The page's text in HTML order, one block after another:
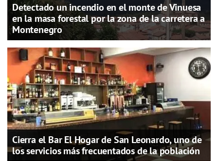
Detectado un incendio en el monte de Vinuesa
en la masa forestal por la zona de la carretera a
Montenegro
Cierra el Bar El Hogar de San Leonardo, uno de
los servicios más frecuentados de la población